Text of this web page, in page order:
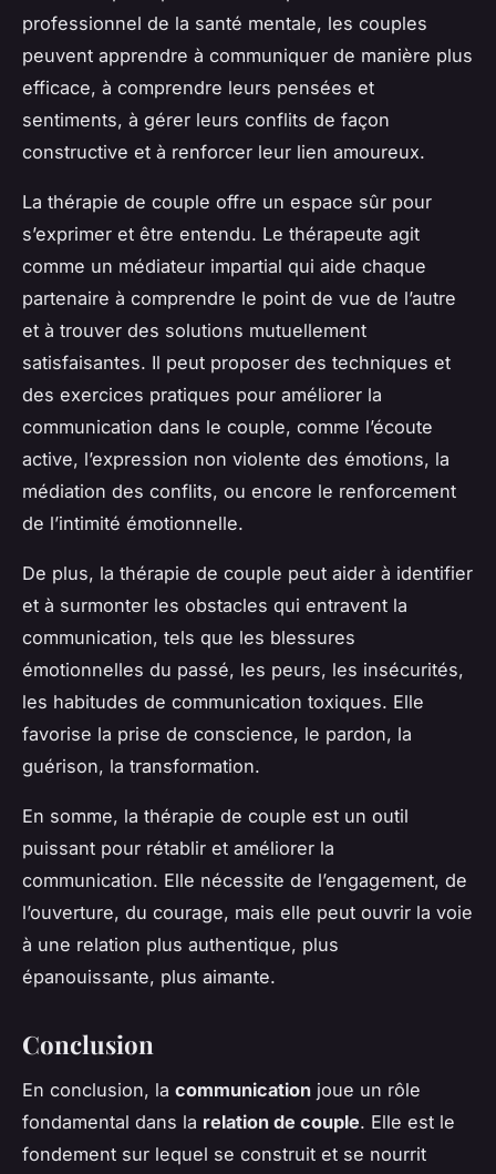
professionnel de la santé mentale, les couples
peuvent apprendre à communiquer de manière plus
efficace, à comprendre leurs pensées et
sentiments, à gérer leurs conflits de façon
constructive et à renforcer leur lien amoureux.
La thérapie de couple offre un espace sûr pour
s’exprimer et être entendu. Le thérapeute agit
comme un médiateur impartial qui aide chaque
partenaire à comprendre le point de vue de l’autre
et à trouver des solutions mutuellement
satisfaisantes. Il peut proposer des techniques et
des exercices pratiques pour améliorer la
communication dans le couple, comme l’écoute
active, l’expression non violente des émotions, la
médiation des conflits, ou encore le renforcement
de l’intimité émotionnelle.
De plus, la thérapie de couple peut aider à identifier
et à surmonter les obstacles qui entravent la
communication, tels que les blessures
émotionnelles du passé, les peurs, les insécurités,
les habitudes de communication toxiques. Elle
favorise la prise de conscience, le pardon, la
guérison, la transformation.
En somme, la thérapie de couple est un outil
puissant pour rétablir et améliorer la
communication. Elle nécessite de l’engagement, de
l’ouverture, du courage, mais elle peut ouvrir la voie
à une relation plus authentique, plus
épanouissante, plus aimante.
Conclusion
En conclusion, la communication joue un rôle
fondamental dans la relation de couple. Elle est le
fondement sur lequel se construit et se nourrit